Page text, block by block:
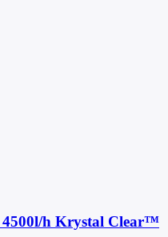
h Krystal Clear™